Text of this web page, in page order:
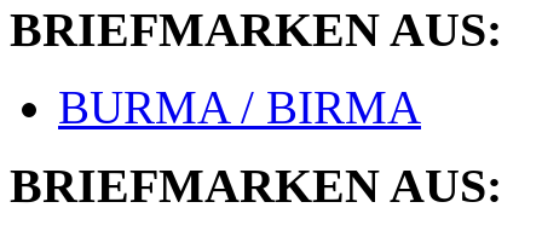
BRIEFMARKEN AUS:
BURMA / BIRMA
BRIEFMARKEN AUS: